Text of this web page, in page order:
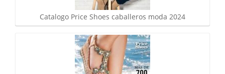
Catalogo Price Shoes caballeros moda 2024